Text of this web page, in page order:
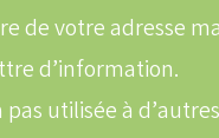
de votre adresse
d’information.
pas utilisée à